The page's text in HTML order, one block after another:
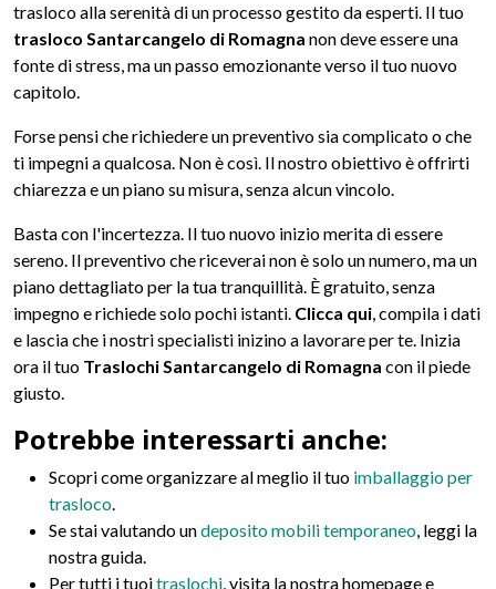
trasloco alla serenità di un processo gestito da esperti. Il tuo
trasloco Santarcangelo di Romagna non deve essere una
fonte di stress, ma un passo emozionante verso il tuo nuovo
capitolo.
Forse pensi che richiedere un preventivo sia complicato o che
ti impegni a qualcosa. Non è così. Il nostro obiettivo è offrirti
chiarezza e un piano su misura, senza alcun vincolo.
Basta con l'incertezza. Il tuo nuovo inizio merita di essere
sereno. Il preventivo che riceverai non è solo un numero, ma un
piano dettagliato per la tua tranquillità. È gratuito, senza
impegno e richiede solo pochi istanti. Clicca qui, compila i dati
e lascia che i nostri specialisti inizino a lavorare per te. Inizia
ora il tuo Traslochi Santarcangelo di Romagna con il piede
giusto.
Potrebbe interessarti anche:
Scopri come organizzare al meglio il tuo imballaggio per
trasloco.
Se stai valutando undeposito mobili temporaneo, leggi la
nostra guida.
Per tutti i tuoitraslochi, visita la nostra homepage e